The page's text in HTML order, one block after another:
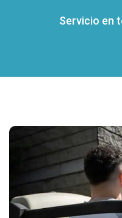
Servicio en